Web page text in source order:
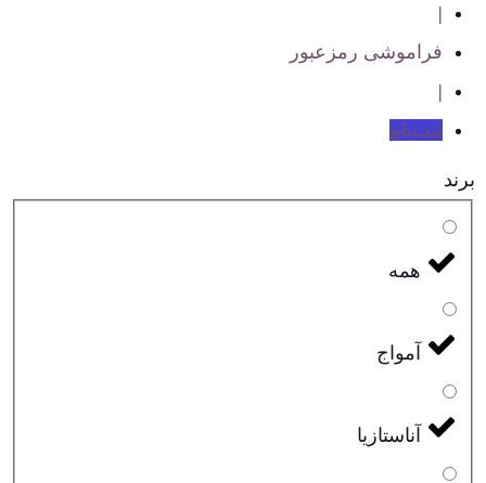
|
فراموشی رمزعبور
|
ثبت‌نام
برند
همه
آمواج
آناستازیا